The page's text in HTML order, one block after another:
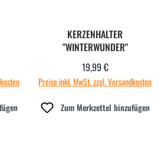
KERZENHALTER
"WINTERWUNDER"
Regulärer Preis:
19,99 €
Preise inkl. MwSt. zzgl. Versandkosten
Zum Merkzettel hinzufügen